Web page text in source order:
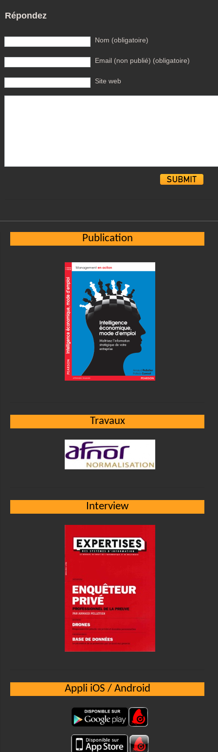
Répondez
Nom (obligatoire)
Email (non publié) (obligatoire)
Site web
Publication
Travaux
Interview
Appli iOS / Android